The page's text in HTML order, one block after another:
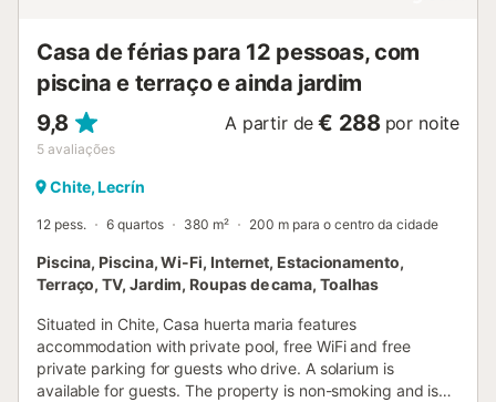
Casa de férias para 12 pessoas, com
piscina e terraço e ainda jardim
9,8
5 avaliações
A partir de € 288 por noite
Chite, Lecrín
12 pess. 6 quartos 380 m² 200 m para o centro da cidade
Piscina, Piscina, Wi-Fi, Internet, Estacionamento,
Terraço, TV, Jardim, Roupas de cama, Toalhas
Situated in Chite, Casa huerta maria features
accommodation with private pool, free WiFi and free
private parking for guests who drive. A solarium is
available for guests. The property is non-smoking and is